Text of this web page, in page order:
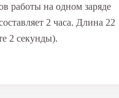
работы на одном заряде
2 часа. Длина 22
2 секунды).